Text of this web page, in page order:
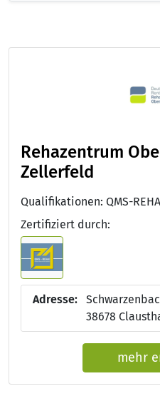
Rehazentrum
Zellerfeld
Zertifiziert durch:
Adresse:
38678
mehr